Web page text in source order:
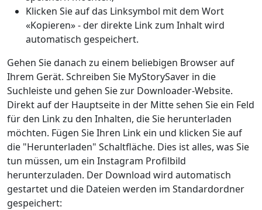
Klicken Sie auf das Linksymbol mit dem Wort
«Kopieren» - der direkte Link zum Inhalt wird
automatisch gespeichert.
Gehen Sie danach zu einem beliebigen Browser auf
Ihrem Gerät. Schreiben Sie MyStorySaver in die
Suchleiste und gehen Sie zur Downloader-Website.
Direkt auf der Hauptseite in der Mitte sehen Sie ein Feld
für den Link zu den Inhalten, die Sie herunterladen
möchten. Fügen Sie Ihren Link ein und klicken Sie auf
die "Herunterladen" Schaltfläche. Dies ist alles, was Sie
tun müssen, um ein Instagram Profilbild
herunterzuladen. Der Download wird automatisch
gestartet und die Dateien werden im Standardordner
gespeichert: